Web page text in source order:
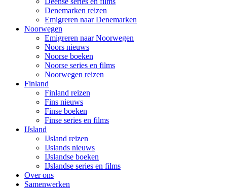
Denemarken reizen
Emigreren naar Denemarken
Noorwegen
Emigreren naar Noorwegen
Noors nieuws
Noorse boeken
Noorse series en films
Noorwegen reizen
Finland
Finland reizen
Fins nieuws
Finse boeken
Finse series en films
IJsland
IJsland reizen
IJslands nieuws
IJslandse boeken
IJslandse series en films
Over ons
Samenwerken